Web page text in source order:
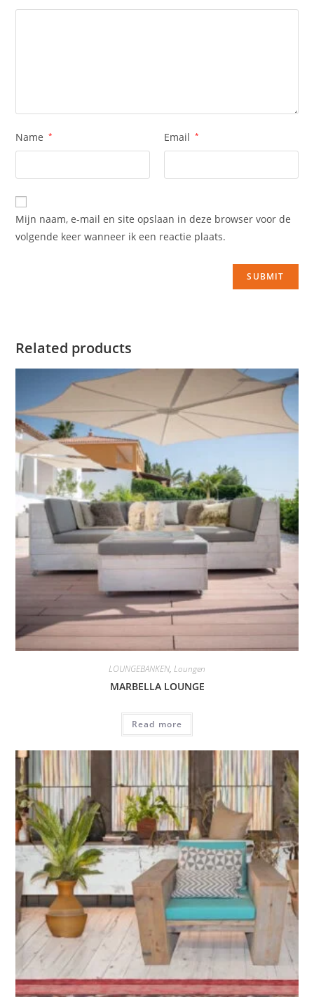
Name * Email *
Mijn naam, e-mail en site opslaan in deze browser voor de
volgende keer wanneer ik een reactie plaats.
Related products
LOUNGEBANKEN, Loungen
MARBELLA LOUNGE
Read more